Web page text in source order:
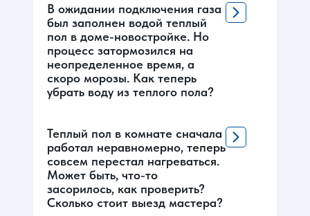
В ожидании подключения газа
был заполнен водой теплый
пол в доме-новостройке. Но
процесс затормозился на
неопределенное время, а
скоро морозы. Как теперь
убрать воду из теплого пола?
Теплый пол в комнате сначала
работал неравномерно, теперь
совсем перестал нагреваться.
Может быть, что-то
засорилось, как проверить?
Сколько стоит выезд мастера?